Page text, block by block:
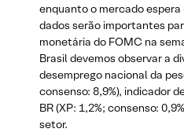
enquanto o mercado espera
dados serão importantes
monetária do FOMC na
Brasil devemos observar a
desemprego nacional da
consenso: 8,9%), indicador
BR (XP: 1,2%; consenso:
setor.